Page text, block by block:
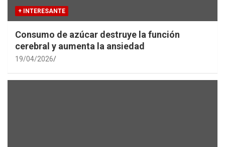
+ INTERESANTE
Consumo de azúcar destruye la función
cerebral y aumenta la ansiedad
19/04/2026